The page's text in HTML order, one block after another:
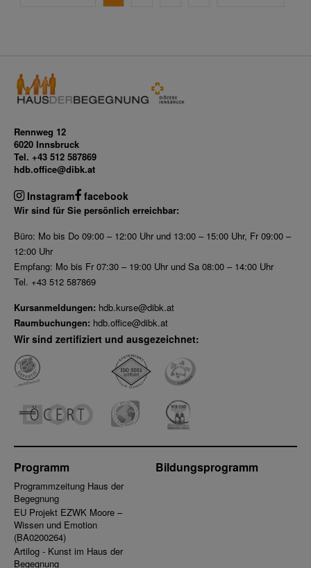
Rennweg 12
6020 Innsbruck
Tel. +43 512 587869
hdb.office@dibk.at
Instagram facebook
Wir sind für Sie persönlich erreichbar:
Büro: Mo bis Do 09:00 – 12:00 Uhr und 13:00 – 15:00 Uhr, Fr 09:00 –
12:00 Uhr
Empfang: Mo bis Fr 07:30 – 19:00 Uhr und Sa 08:00 – 14:00 Uhr
Tel. +43 512 587869
Kursanmeldungen: hdb.kurse@dibk.at
Raumbuchungen: hdb.office@dibk.at
Wir sind zertifiziert und ausgezeichnet:
Programm
Programmzeitung Haus der
Begegnung
EU Projekt EZWK Moore –
Wissen und Emotion
(BA0200264)
Artilog - Kunst im Haus der
Begegnung
Bildungsprogramm